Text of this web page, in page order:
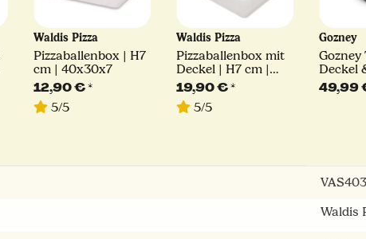
Waldis Pizza
Pizzaballenbox | H7
cm | 40x30x7
12,90 €*
5/5
Waldis Pizza
Pizzaballenbox mit
Deckel | H7 cm |
40x30x7
19,90 €*
5/5
Gozney
Gozney
Deckel
49,99
Waldis